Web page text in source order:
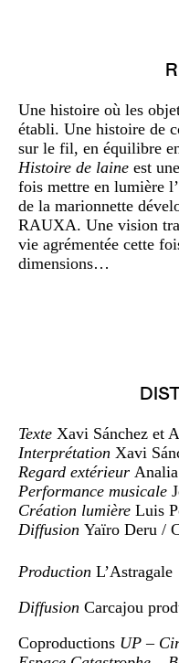
Une histoire où les
établi. Une histoire de
sur le fil, en équilibre
Histoire de laine est
fois mettre en lumière
de la marionnette
RAUXA. Une vision
vie agrémentée cette
dimensions…
Texte Xavi Sánchez et
Interprétation Xavi
Regard extérieur
Performance musicale
Création lumière Luis
Diffusion Yaïro Deru /
Production L’Astragale
Diffusion Carcajou
Coproductions UP –